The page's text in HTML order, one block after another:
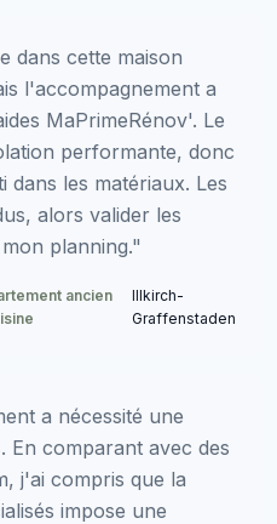
dans cette maison
l'accompagnement a
MaPrimeRénov'. Le
performante, donc
dans les matériaux. Les
alors valider les
planning."
ancien
Illkirch-
Graffenstaden
a nécessité une
En comparant avec des
j'ai compris que la
impose une